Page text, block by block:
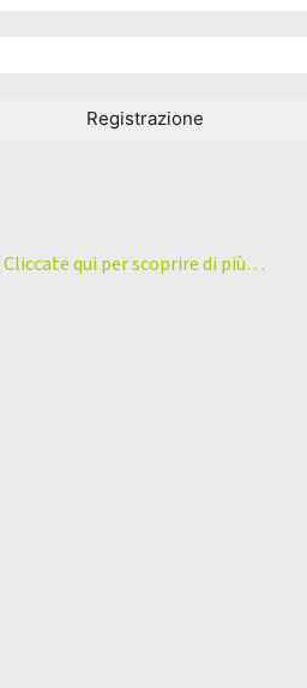
Cliccate qui per scoprire di più…